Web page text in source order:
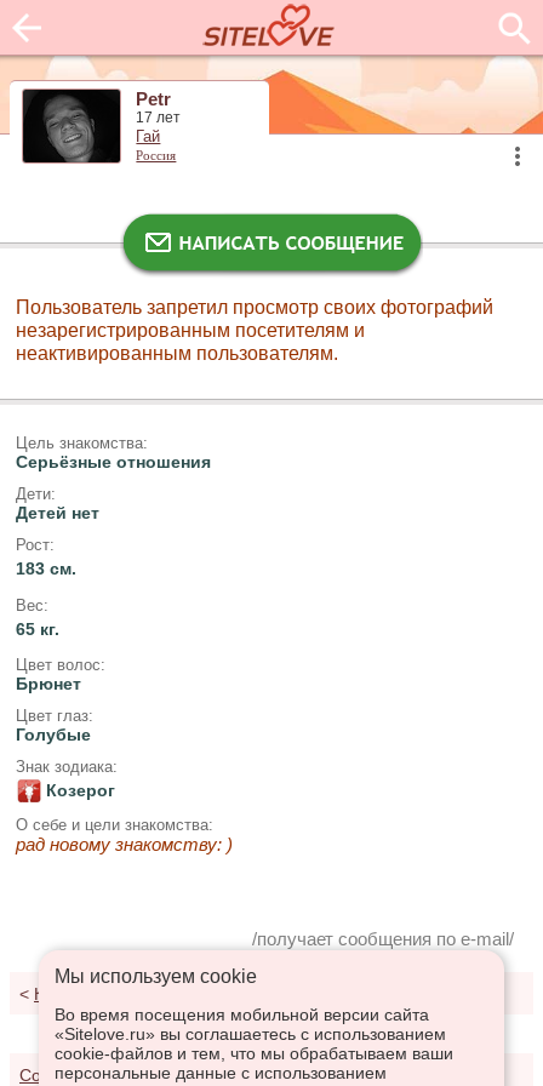
Petr
17 лет
Гай
Россия
Пользователь запретил просмотр своих фотографий
незарегистрированным посетителям и
неактивированным пользователям.
Цель знакомства:
Серьёзные отношения
Дети:
Детей нет
Рост:
183 см.
Вес:
65 кг.
Цвет волос:
Брюнет
Цвет глаз:
Голубые
Знак зодиака:
Козерог
О себе и цели знакомства:
рад новому знакомству: )
/получает сообщения по e-mail/
< К результатам поиска
Соглашение о предоставлении услуг
Мы используем сookie
Во время посещения мобильной версии сайта
«Sitelove.ru» вы соглашаетесь с использованием
cookie-файлов и тем, что мы обрабатываем ваши
персональные данные с использованием